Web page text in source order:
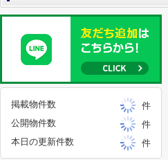
掲載物件数
件
公開物件数
件
本日の更新件数
件